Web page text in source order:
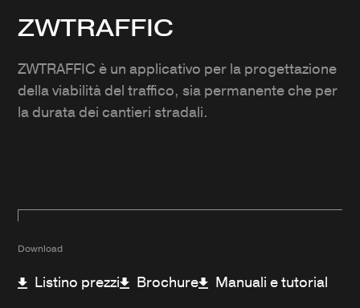
ZWTRAFFIC
ZWTRAFFIC è un applicativo per la progettazione
della viabilità del traffico, sia permanente che per
la durata dei cantieri stradali.
Download
Listino prezzi Brochure Manuali e tutorial